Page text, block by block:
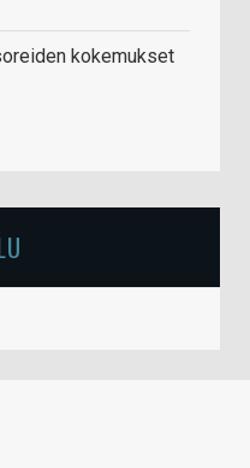
kokemukset